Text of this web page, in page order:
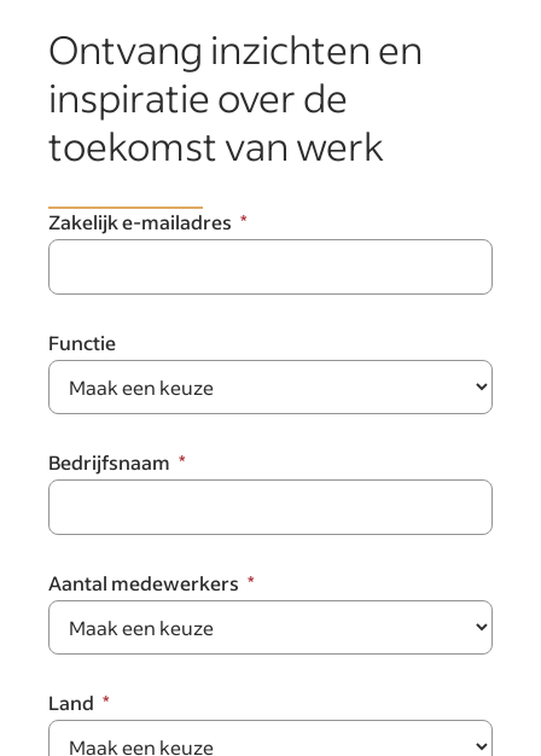
Ontvang inzichten en
inspiratie over de
toekomst van werk
Zakelijk e-mailadres
Functie
Bedrijfsnaam
Aantal medewerkers
Land